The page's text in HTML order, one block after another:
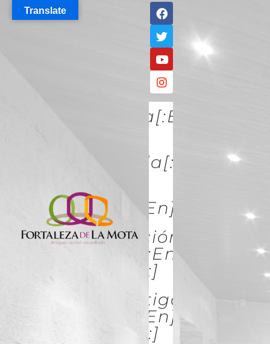
[:es]Conócela[:en]KNOW
[:es]Conservación Y
& Restoration[:]
[:es]Investigación Y
Difusión[:en]Research
& Spread[:]
Translate